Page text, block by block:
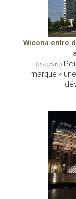
Wicona entre
(10/11/2021)
marque «